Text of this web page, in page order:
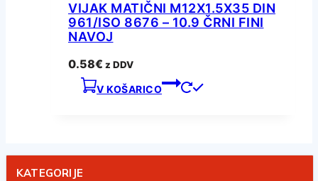
VIJAK MATIČNI M12X1.5X35 DIN
961/ISO 8676 – 10.9 ČRNI FINI
NAVOJ
0.58€ z DDV
V KOŠARICO
KATEGORIJE